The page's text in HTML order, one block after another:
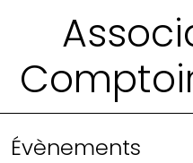
Évènements
3 h 00 min